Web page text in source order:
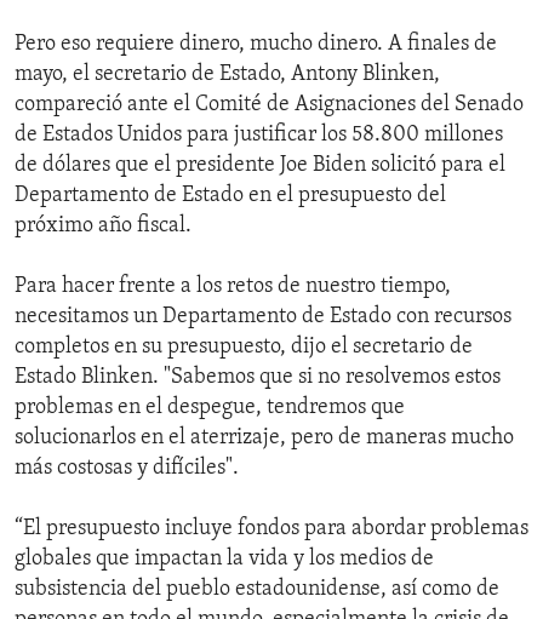
Pero eso requiere dinero, mucho dinero. A finales de
mayo, el secretario de Estado, Antony Blinken,
compareció ante el Comité de Asignaciones del Senado
de Estados Unidos para justificar los 58.800 millones
de dólares que el presidente Joe Biden solicitó para el
Departamento de Estado en el presupuesto del
próximo año fiscal.
Para hacer frente a los retos de nuestro tiempo,
necesitamos un Departamento de Estado con recursos
completos en su presupuesto, dijo el secretario de
Estado Blinken. "Sabemos que si no resolvemos estos
problemas en el despegue, tendremos que
solucionarlos en el aterrizaje, pero de maneras mucho
más costosas y difíciles".
“El presupuesto incluye fondos para abordar problemas
globales que impactan la vida y los medios de
subsistencia del pueblo estadounidense, así como de